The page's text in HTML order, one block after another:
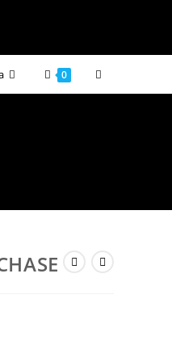
0 Alternar